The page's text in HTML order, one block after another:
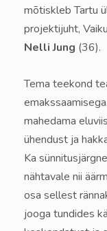
mõtiskleb Tartu
projektijuht,
Nelli Jung (36).
Tema teekond
mahedama
ühendust ja
Ka
nähtavale nii
osa sellest
jooga tundides